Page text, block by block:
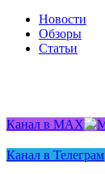
Новости
Обзоры
Статьи
Канал в MAX
Канал в Телеграм